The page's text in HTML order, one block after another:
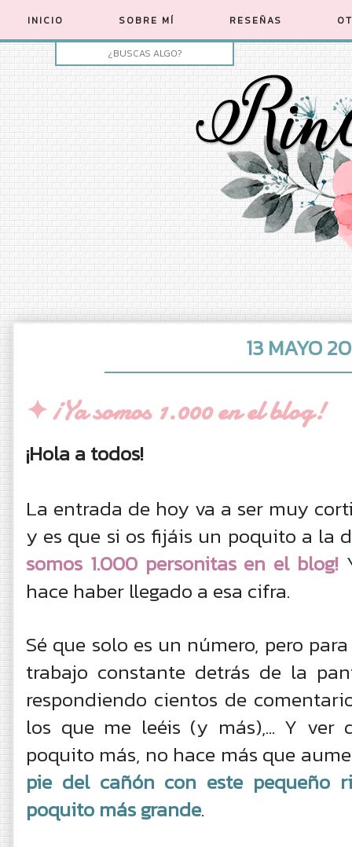
INICIO SOBRE MÍ RESEÑAS
13 MAYO
✦ ¡Ya somos 1.000 en el blog!
¡Hola a todos!
La entrada de hoy va a ser muy
y es que si os fijáis un poquito a la
somos 1.000 personitas en el blog!
hace haber llegado a esa cifra.
Sé que solo es un número, pero
trabajo constante detrás de la
respondiendo cientos de
los que me leéis (y más),... Y ver
poquito más, no hace más que
pie del cañón con este pequeño
poquito más grande.